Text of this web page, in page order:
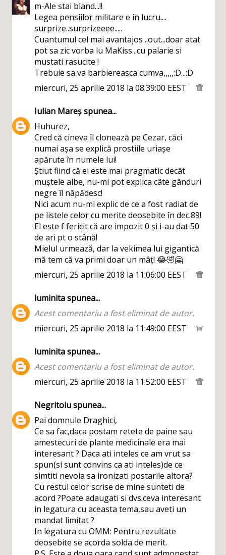
m-Ale stai bland...!!
Legea pensiilor militare e in lucru....
surprize..surprizeeee.....
Cuantumul cel mai avantajos ..out...doar atat
pot sa zic vorba lu MaKiss...cu palarie si
mustati rasucite !
Trebuie sa va barbiereasca cumva,,,,,:D...:D
miercuri, 25 aprilie 2018 la 08:39:00 EEST
Iulian Mareșspunea...
Huhurez,
Cred că cineva îl clonează pe Cezar, căci
numai așa se explică prostiile uriașe
apărute în numele lui!
Știut fiind că el este mai pragmatic decât
muștele albe, nu-mi pot explica câte gânduri
negre îl năpădesc!
Nici acum nu-mi explic de ce a fost radiat de
pe listele celor cu merite deosebite în dec.89!
El este f fericit că are impozit 0 și i-au dat 50
de ari pt o stână!
Mielul urmează, dar la vekimea lui gigantică
mă tem că va primi doar un mâț! 😂🤣🤗
miercuri, 25 aprilie 2018 la 11:06:00 EEST
luminitaspunea...
Acest comentariu a fost eliminat de autor.
miercuri, 25 aprilie 2018 la 11:49:00 EEST
luminitaspunea...
Acest comentariu a fost eliminat de autor.
miercuri, 25 aprilie 2018 la 11:52:00 EEST
Negritoiuspunea...
Pai domnule Draghici,
Ce sa fac,daca postam retete de paine sau
amestecuri de plante medicinale era mai
interesant ? Daca ati inteles ce am vrut sa
spun(si sunt convins ca ati inteles)de ce
simtiti nevoia sa ironizati postarile altora?
Cu restul celor scrise de mine sunteti de
acord ?Poate adaugati si dvs.ceva interesant
in legatura cu aceasta tema,sau aveti un
mandat limitat ?
In legatura cu OMM: Pentru rezultate
deosebite se acorda solda de merit.